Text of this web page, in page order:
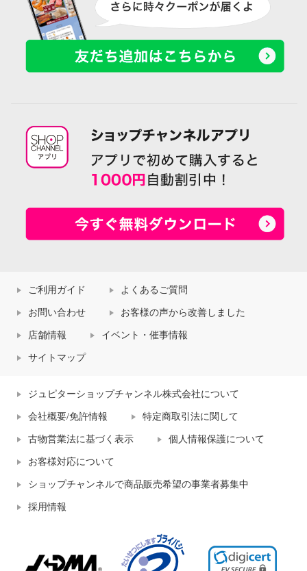
ご利用ガイド よくあるご質問
お問い合わせ お客様の声から改善しました
店舗情報 イベント・催事情報
サイトマップ
ジュピターショップチャンネル株式会社について
会社概要/免許情報 特定商取引法に関して
古物営業法に基づく表示 個人情報保護について
お客様対応について
ショップチャンネルで商品販売希望の事業者募集中
採用情報